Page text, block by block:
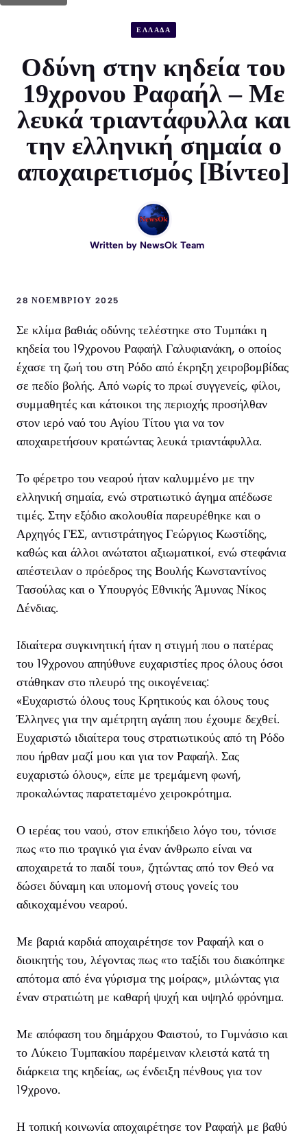
ΕΛΛΑΔΑ
Οδύνη στην κηδεία του
19χρονου Ραφαήλ – Με
λευκά τριαντάφυλλα και
την ελληνική σημαία ο
αποχαιρετισμός [Βίντεο]
Written by NewsOk Team
28 ΝΟΕΜΒΡΊΟΥ 2025
Σε κλίμα βαθιάς οδύνης τελέστηκε στο Τυμπάκι η
κηδεία του 19χρονου Ραφαήλ Γαλυφιανάκη, ο οποίος
έχασε τη ζωή του στη Ρόδο από έκρηξη χειροβομβίδας
σε πεδίο βολής. Από νωρίς το πρωί συγγενείς, φίλοι,
συμμαθητές και κάτοικοι της περιοχής προσήλθαν
στον ιερό ναό του Αγίου Τίτου για να τον
αποχαιρετήσουν κρατώντας λευκά τριαντάφυλλα.
Το φέρετρο του νεαρού ήταν καλυμμένο με την
ελληνική σημαία, ενώ στρατιωτικό άγημα απέδωσε
τιμές. Στην εξόδιο ακολουθία παρευρέθηκε και ο
Αρχηγός ΓΕΣ, αντιστράτηγος Γεώργιος Κωστίδης,
καθώς και άλλοι ανώτατοι αξιωματικοί, ενώ στεφάνια
απέστειλαν ο πρόεδρος της Βουλής Κωνσταντίνος
Τασούλας και ο Υπουργός Εθνικής Άμυνας Νίκος
Δένδιας.
Ιδιαίτερα συγκινητική ήταν η στιγμή που ο πατέρας
του 19χρονου απηύθυνε ευχαριστίες προς όλους όσοι
στάθηκαν στο πλευρό της οικογένειας:
«Ευχαριστώ όλους τους Κρητικούς και όλους τους
Έλληνες για την αμέτρητη αγάπη που έχουμε δεχθεί.
Ευχαριστώ ιδιαίτερα τους στρατιωτικούς από τη Ρόδο
που ήρθαν μαζί μου και για τον Ραφαήλ. Σας
ευχαριστώ όλους», είπε με τρεμάμενη φωνή,
προκαλώντας παρατεταμένο χειροκρότημα.
Ο ιερέας του ναού, στον επικήδειο λόγο του, τόνισε
πως «το πιο τραγικό για έναν άνθρωπο είναι να
αποχαιρετά το παιδί του», ζητώντας από τον Θεό να
δώσει δύναμη και υπομονή στους γονείς του
αδικοχαμένου νεαρού.
Με βαριά καρδιά αποχαιρέτησε τον Ραφαήλ και ο
διοικητής του, λέγοντας πως «το ταξίδι του διακόπηκε
απότομα από ένα γύρισμα της μοίρας», μιλώντας για
έναν στρατιώτη με καθαρή ψυχή και υψηλό φρόνημα.
Με απόφαση του δημάρχου Φαιστού, το Γυμνάσιο και
το Λύκειο Τυμπακίου παρέμειναν κλειστά κατά τη
διάρκεια της κηδείας, ως ένδειξη πένθους για τον
19χρονο.
Η τοπική κοινωνία αποχαιρέτησε τον Ραφαήλ με βαθύ